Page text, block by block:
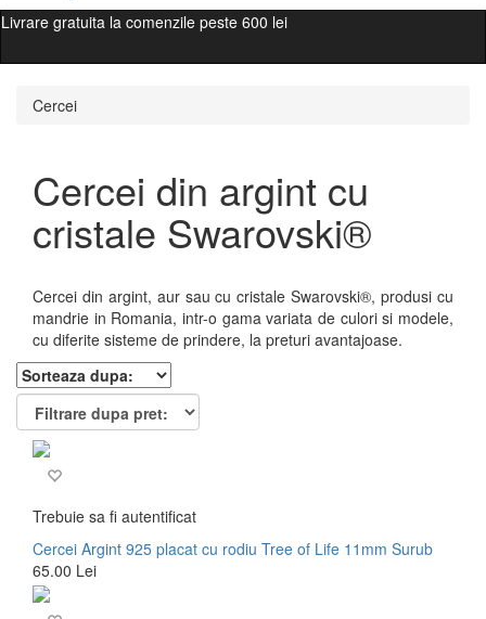
Livrare gratuita la comenzile peste 600 lei
Cercei
Cercei din argint cu
cristale Swarovski®
Cercei din argint, aur sau cu cristale Swarovski®, produsi cu
mandrie in Romania, intr-o gama variata de culori si modele,
cu diferite sisteme de prindere, la preturi avantajoase.
Trebuie sa fi autentificat
Cercei Argint 925 placat cu rodiu Tree of Life 11mm Surub
65.00 Lei